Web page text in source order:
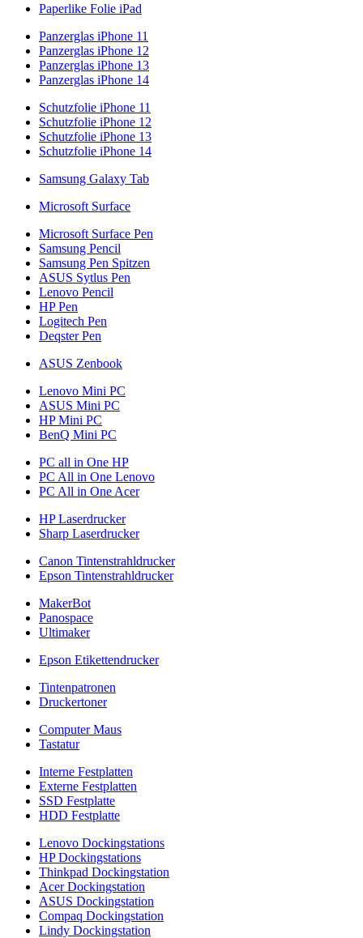
Paperlike Folie iPad
Panzerglas iPhone 11
Panzerglas iPhone 12
Panzerglas iPhone 13
Panzerglas iPhone 14
Schutzfolie iPhone 11
Schutzfolie iPhone 12
Schutzfolie iPhone 13
Schutzfolie iPhone 14
Samsung Galaxy Tab
Microsoft Surface
Microsoft Surface Pen
Samsung Pencil
Samsung Pen Spitzen
ASUS Sytlus Pen
Lenovo Pencil
HP Pen
Logitech Pen
Deqster Pen
ASUS Zenbook
Lenovo Mini PC
ASUS Mini PC
HP Mini PC
BenQ Mini PC
PC all in One HP
PC All in One Lenovo
PC All in One Acer
HP Laserdrucker
Sharp Laserdrucker
Canon Tintenstrahldrucker
Epson Tintenstrahldrucker
MakerBot
Panospace
Ultimaker
Epson Etikettendrucker
Tintenpatronen
Druckertoner
Computer Maus
Tastatur
Interne Festplatten
Externe Festplatten
SSD Festplatte
HDD Festplatte
Lenovo Dockingstations
HP Dockingstations
Thinkpad Dockingstation
Acer Dockingstation
ASUS Dockingstation
Compaq Dockingstation
Lindy Dockingstation